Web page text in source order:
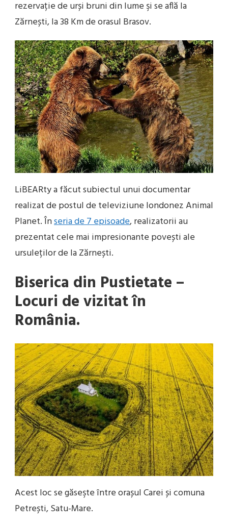
rezervație de urși bruni din lume şi se află la
Zărnești, la 38 Km de orasul Brasov.
LiBEARty a făcut subiectul unui documentar
realizat de postul de televiziune londonez Animal
Planet. Înseria de 7 episoade, realizatorii au
prezentat cele mai impresionante povești ale
ursuleților de la Zărnești.
Biserica din Pustietate –
Locuri de vizitat în
România.
Acest loc se găseşte între orașul Carei și comuna
Petrești, Satu-Mare.